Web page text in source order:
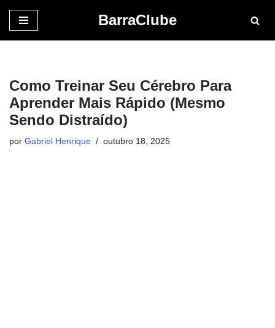
Pular
BarraClube
Como Treinar Seu Cérebro Para
Aprender Mais Rápido (Mesmo
Sendo Distraído)
por Gabriel Henrique outubro 18, 2025